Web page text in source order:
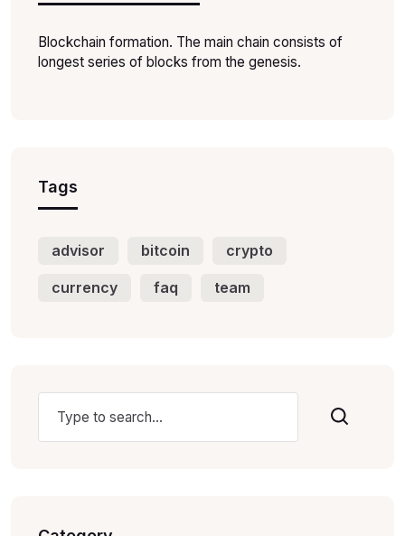
Blockchain formation. The main chain consists of
longest series of blocks from the genesis.
Tags
advisor bitcoin crypto
currency faq team